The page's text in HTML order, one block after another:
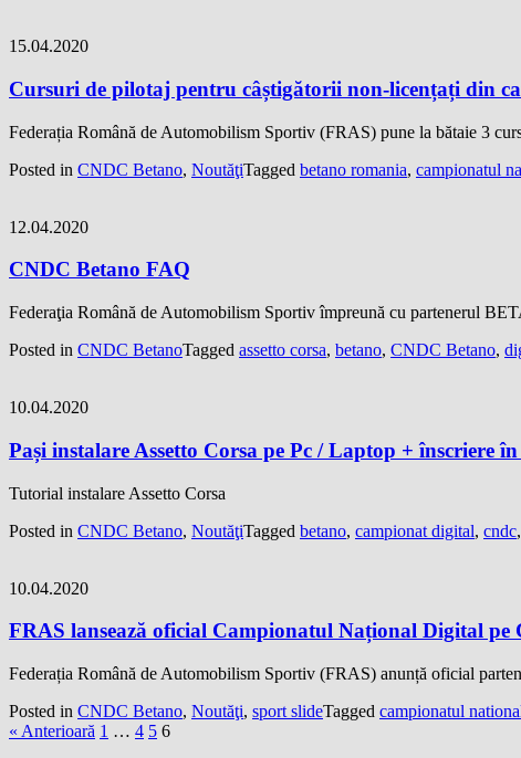
15.04.2020
Cursuri de pilotaj pentru câștigătorii non-licențați din
Federația Română de Automobilism Sportiv (FRAS) pune la bătaie 3
Posted in CNDC Betano, NoutăţiTagged betano romania, campionatul
12.04.2020
CNDC Betano FAQ
Federaţia Română de Automobilism Sportiv împreună cu partenerul
Posted in CNDC BetanoTagged assetto corsa, betano, CNDC Betano,
10.04.2020
Pași instalare Assetto Corsa pe Pc / Laptop + înscriere
Tutorial instalare Assetto Corsa
Posted in CNDC Betano, NoutăţiTagged betano, campionat digital, cndc,
10.04.2020
FRAS lansează oficial Campionatul Național Digital
Federația Română de Automobilism Sportiv (FRAS) anunță oficial
Posted in CNDC Betano, Noutăţi, sport slideTagged campionatul
« Anterioară 1 … 4 5 6